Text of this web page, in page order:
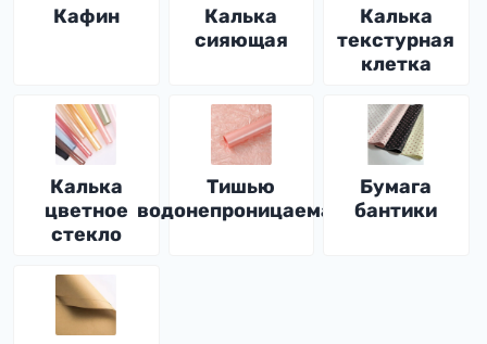
Кафин
Калька
сияющая
Калька
текстурная
клетка
Калька
цветное
стекло
Тишью
водонепроницаемая
Бумага
бантики